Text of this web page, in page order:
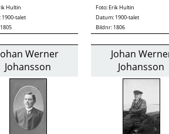
Hultin
1900-talet
Foto:Erik Hultin
Datum: 1900-talet
Bildnr: 1806
Werner
Johansson
Johan
Johansson